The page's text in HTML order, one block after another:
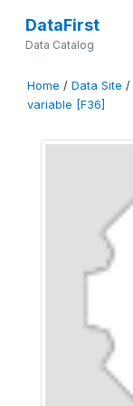
DataFirst
Data Catalog
Home / Data Site /
variable [F36]